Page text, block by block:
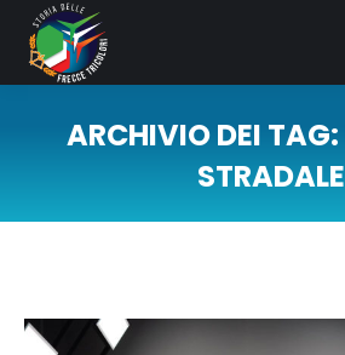
ARCHIVIO DEI TAG:
STRADALE